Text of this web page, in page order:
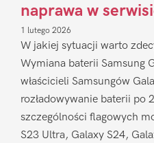
naprawa w
1 lutego 2026
W jakiej sytuacji warto
Wymiana baterii Samsung
właścicieli Samsungów
rozładowywanie baterii po
szczególności flagowych
S23 Ultra, Galaxy S24,